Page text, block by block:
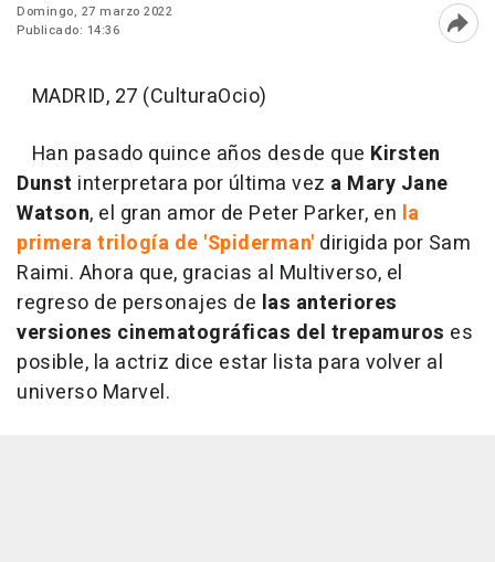
Domingo, 27 marzo 2022
Publicado: 14:36
MADRID, 27 (CulturaOcio)
Han pasado quince años desde que Kirsten
Dunst interpretara por última vez a Mary Jane
Watson, el gran amor de Peter Parker, en la
primera trilogía de 'Spiderman' dirigida por Sam
Raimi. Ahora que, gracias al Multiverso, el
regreso de personajes de las anteriores
versiones cinematográficas del trepamuros es
posible, la actriz dice estar lista para volver al
universo Marvel.